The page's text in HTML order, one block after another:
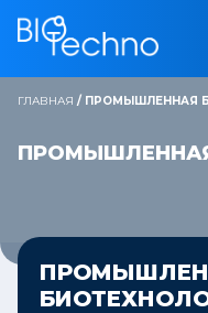
ГЛАВНАЯ / ПРОМЫШЛЕННАЯ